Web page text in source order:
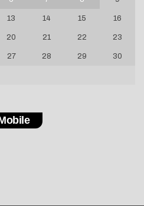
13 14 15 16
20 21 22 23
27 28 29 30